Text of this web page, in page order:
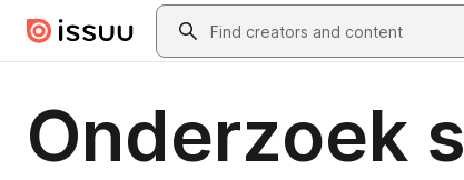
Skip to main contentSearch
Onderzoek